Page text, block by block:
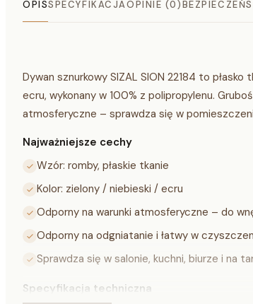
OPISSPECYFIKACJAOPINIE (0)
Dywan sznurkowy SIZAL SION 22184 to
ecru, wykonany w 100% z polipropylenu.
atmosferyczne – sprawdza się w
Najważniejsze cechy
Wzór: romby, płaskie tkanie
Kolor: zielony / niebieski / ecru
Odporny na warunki atmosferyczne – do
Odporny na odgniatanie i łatwy w
Sprawdza się w salonie, kuchni, biurze i na
Specyfikacja techniczna